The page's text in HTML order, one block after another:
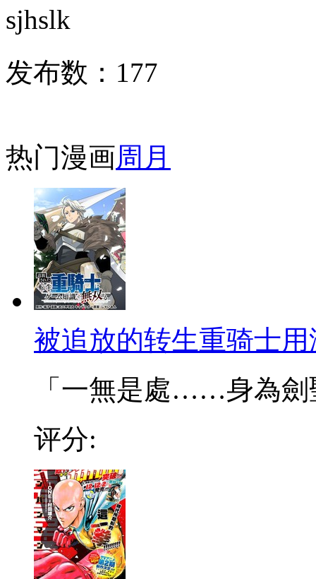
sjhslk
发布数： 177
热门漫画周 月
被追放的转生重骑士
「一無是處……身為劍
评分: